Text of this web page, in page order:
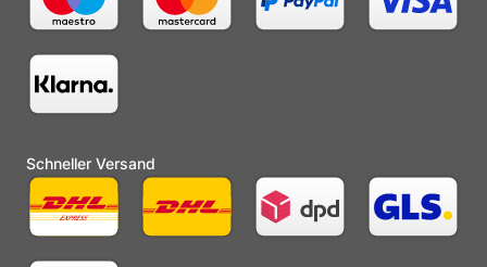
Schneller Versand